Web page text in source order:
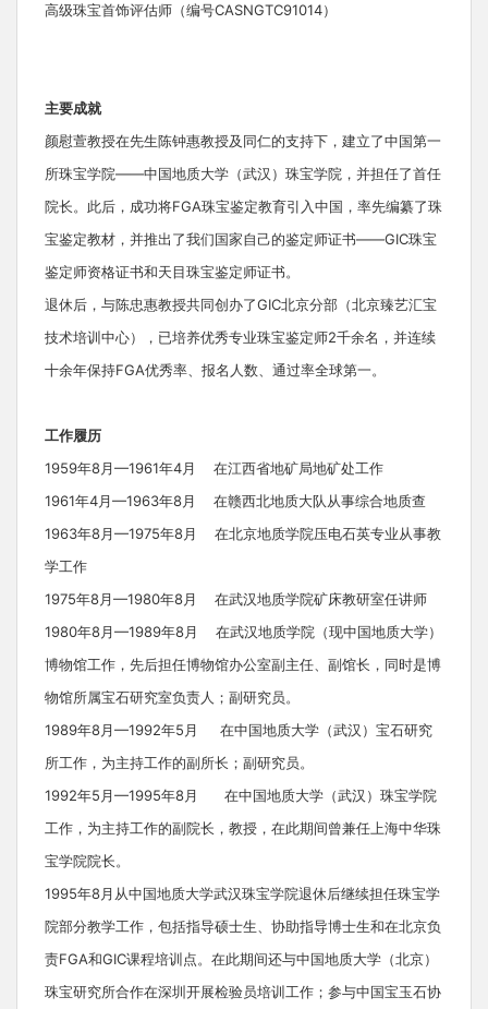
高级珠宝首饰评估师（编号CASNGTC91014）
主要成就
颜慰萱教授在先生陈钟惠教授及同仁的支持下，建立了中国第一
所珠宝学院——中国地质大学（武汉）珠宝学院，并担任了首任
院长。此后，成功将FGA珠宝鉴定教育引入中国，率先编纂了珠
宝鉴定教材，并推出了我们国家自己的鉴定师证书——GIC珠宝
鉴定师资格证书和天目珠宝鉴定师证书。
退休后，与陈忠惠教授共同创办了GIC北京分部（北京臻艺汇宝
技术培训中心），已培养优秀专业珠宝鉴定师2千余名，并连续
十余年保持FGA优秀率、报名人数、通过率全球第一。
工作履历
1959年8月—1961年4月 在江西省地矿局地矿处工作
1961年4月—1963年8月 在赣西北地质大队从事综合地质查
1963年8月—1975年8月 在北京地质学院压电石英专业从事教
学工作
1975年8月—1980年8月 在武汉地质学院矿床教研室任讲师
1980年8月—1989年8月 在武汉地质学院（现中国地质大学）
博物馆工作，先后担任博物馆办公室副主任、副馆长，同时是博
物馆所属宝石研究室负责人；副研究员。
1989年8月—1992年5月 在中国地质大学（武汉）宝石研究
所工作，为主持工作的副所长；副研究员。
1992年5月—1995年8月 在中国地质大学（武汉）珠宝学院
工作，为主持工作的副院长，教授，在此期间曾兼任上海中华珠
宝学院院长。
1995年8月从中国地质大学武汉珠宝学院退休后继续担任珠宝学
院部分教学工作，包括指导硕士生、协助指导博士生和在北京负
责FGA和GIC课程培训点。在此期间还与中国地质大学（北京）
珠宝研究所合作在深圳开展检验员培训工作；参与中国宝玉石协